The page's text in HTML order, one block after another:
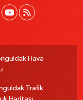
Hava
Trafik